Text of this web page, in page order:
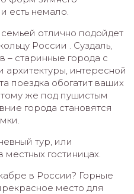
есть немало.
отлично подойдет
России . Суздаль,
– старинные города с
интересной
поездка обогатит ваших
же под пушистым
города становятся
тур, или
гостиницах.
в России? Горные
место для